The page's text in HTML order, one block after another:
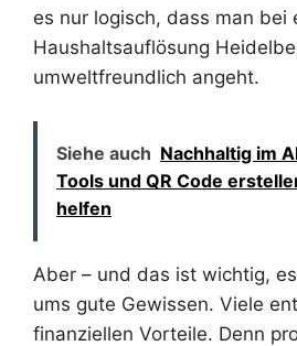
es nur logisch, dass man bei
Haushaltsauflösung
umweltfreundlich angeht.
Siehe auch Nachhaltig im
Tools und QR Code
helfen
Aber – und das ist wichtig,
ums gute Gewissen. Viele
finanziellen Vorteile. Denn